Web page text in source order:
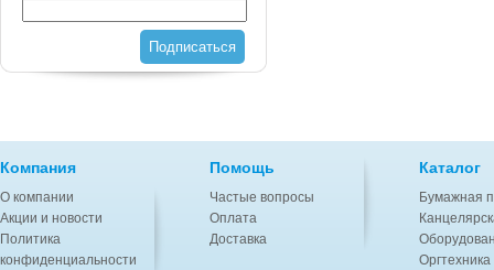
Подписаться
Компания
О компании
Акции и новости
Политика
конфиденциальности
Помощь
Частые вопросы
Оплата
Доставка
Каталог
Бумажная